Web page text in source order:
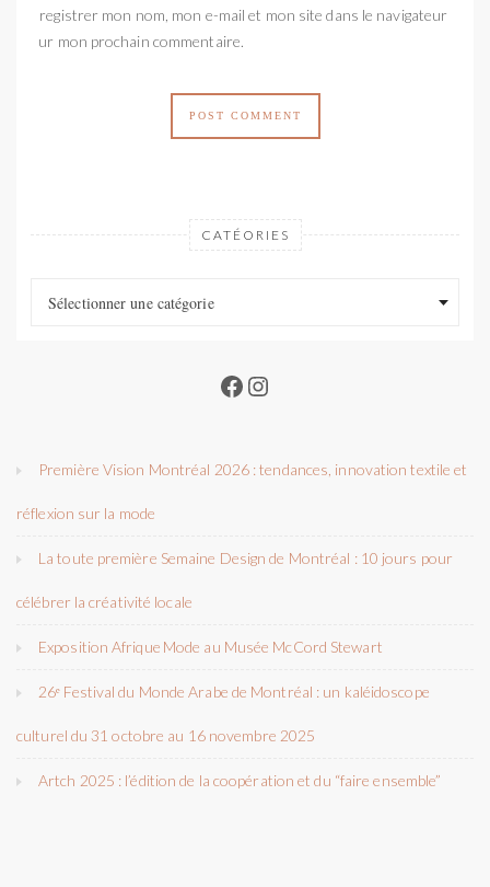
Enregistrer mon nom, mon e-mail et mon site dans le navigateur
pour mon prochain commentaire.
CATÉORIES
Sélectionner une catégorie
Facebook
Instagram
Première Vision Montréal 2026 : tendances, innovation textile et
réflexion sur la mode
La toute première Semaine Design de Montréal : 10 jours pour
célébrer la créativité locale
Exposition Afrique Mode au Musée McCord Stewart
26ᵉ Festival du Monde Arabe de Montréal : un kaléidoscope
culturel du 31 octobre au 16 novembre 2025
Artch 2025 : l’édition de la coopération et du “faire ensemble”